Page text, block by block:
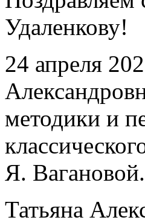
Удаленкову!
24 апреля
методики и
Я. Вагановой.
Татьяна